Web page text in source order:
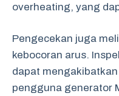
overheating, yang
Pengecekan juga
kebocoran arus.
dapat
pengguna generator